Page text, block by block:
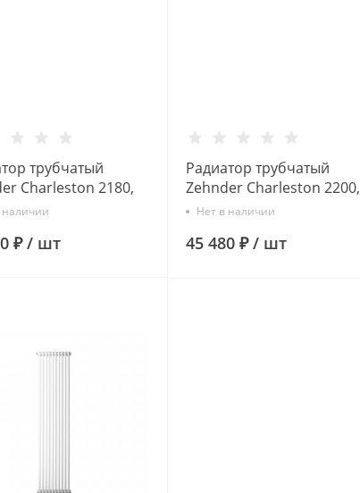
трубчатый
Charleston 2180,
1/2 ниж.подк.
наличии
₽/ шт
Радиатор трубчатый
Zehnder Charleston 2200,
10 сек. 1/2 бок.подк.
Нет в наличии
45 480 ₽/ шт